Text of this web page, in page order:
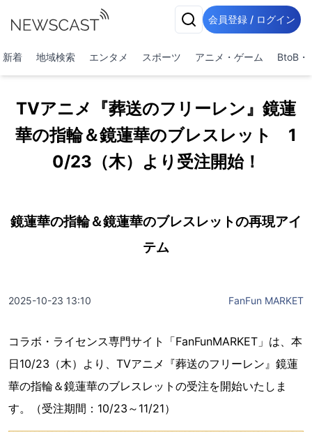
会員登録 / ログイン
新着 地域検索 エンタメ スポーツ アニメ・ゲーム BtoB・
TVアニメ『葬送のフリーレン』鏡蓮
華の指輪＆鏡蓮華のブレスレット 1
0/23（木）より受注開始！
鏡蓮華の指輪＆鏡蓮華のブレスレットの再現アイ
テム
2025-10-23 13:10 FanFun MARKET
コラボ・ライセンス専門サイト「FanFunMARKET」は、本
日10/23（木）より、TVアニメ『葬送のフリーレン』鏡蓮
華の指輪＆鏡蓮華のブレスレットの受注を開始いたしま
す。（受注期間：10/23～11/21）